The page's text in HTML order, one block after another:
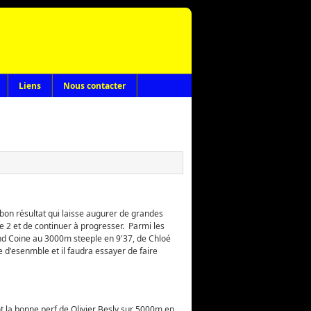
Liens Nous contacter
résultat qui laisse augurer de grandes
2 et de continuer à progresser. Parmi les
Coine au 3000m steeple en 9'37, de Chloé
d'esenmble et il faudra essayer de faire